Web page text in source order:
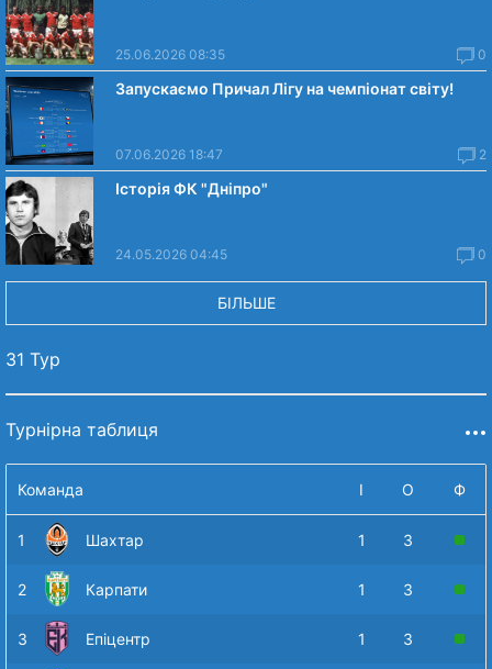
25.06.2026 08:35 0
Запускаємо Причал Лігу на чемпіонат світу!
07.06.2026 18:47 2
Історія ФК "Дніпро"
24.05.2026 04:45 0
БІЛЬШЕ
31 Тур
Турнірна таблиця
Команда І О Ф
1 Шахтар 1 3
2 Карпати 1 3
3 Епіцентр 1 3